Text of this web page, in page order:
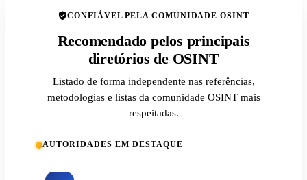
CONFIÁVEL PELA COMUNIDADE OSINT
Recomendado pelos principais
diretórios de OSINT
Listado de forma independente nas referências,
metodologias e listas da comunidade OSINT mais
respeitadas.
AUTORIDADES EM DESTAQUE